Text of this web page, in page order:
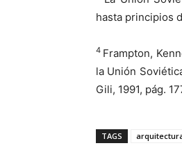
hasta principios
4 Frampton,
la Unión
Gili, 1991, pág.
TAGS